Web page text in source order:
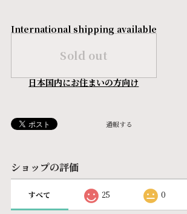
International shipping available
Sold out
日本国内にお住まいの方向け
通報する
ショップの評価
すべて 25 0